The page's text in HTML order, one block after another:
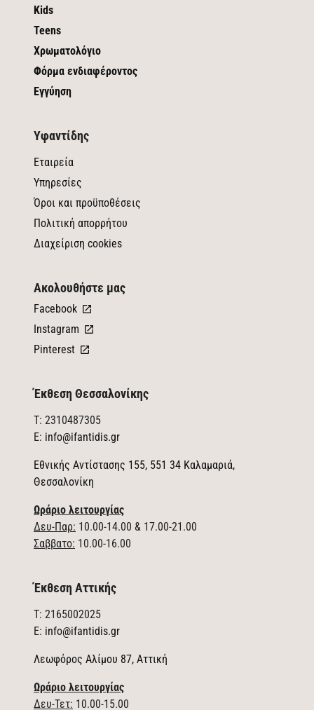
Kids
Teens
Χρωματολόγιο
Φόρμα ενδιαφέροντος
Εγγύηση
Υφαντίδης
Εταιρεία
Υπηρεσίες
Όροι και προϋποθέσεις
Πολιτική απορρήτου
Διαχείριση cookies
Ακολουθήστε μας
Facebook
Instagram
Pinterest
Έκθεση Θεσσαλονίκης
T: 2310487305
E: info@ifantidis.gr
Εθνικής Αντίστασης 155, 551 34 Καλαμαριά,
Θεσσαλονίκη
Ωράριο λειτουργίας
Δευ-Παρ: 10.00-14.00 & 17.00-21.00
Σαββατο: 10.00-16.00
Έκθεση Αττικής
T: 2165002025
E: info@ifantidis.gr
Λεωφόρος Αλίμου 87, Αττική
Ωράριο λειτουργίας
Δευ-Τετ: 10.00-15.00